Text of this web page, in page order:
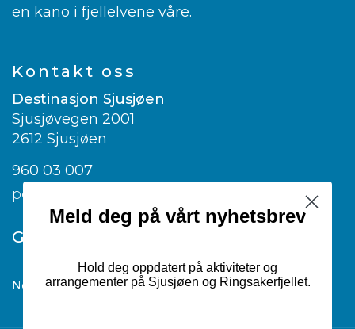
en kano i fjellelvene våre.
Kontakt oss
Destinasjon Sjusjøen
Sjusjøvegen 2001
2612 Sjusjøen
960 03 007
post@visitsjusjoen.no
Google translate
Norwegian ▼
Meld deg på vårt nyhetsbrev
Hold deg oppdatert på aktiviteter og
arrangementer på Sjusjøen og Ringsakerfjellet.